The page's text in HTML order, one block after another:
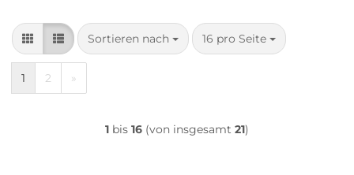
Sortieren nach
Sortieren nach 16 pro Seite
pro Seite
1 2 »
1 bis 16 (von insgesamt 21)